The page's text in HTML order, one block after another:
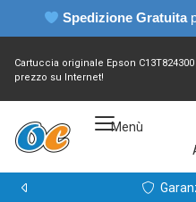
Spedizione Gratuita
Cartuccia originale Epson
prezzo su Internet!
Menù